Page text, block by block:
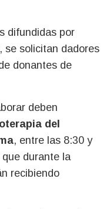
difundidas por
se solicitan dadores
donantes de
deben
del
, entre las 8:30 y
que durante la
recibiendo